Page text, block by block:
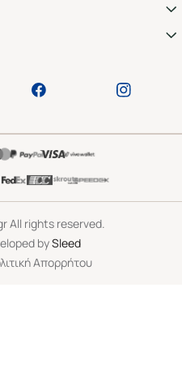
All rights reserved.
bySleed
Απορρήτου